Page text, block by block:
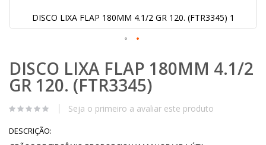
DISCO LIXA FLAP 180MM 4.1/2 GR 120. (FTR3345) 1
para
o
início
Galeria
imagens
DISCO LIXA FLAP 180MM 4.1/2
GR 120. (FTR3345)
Seja o primeiro a avaliar este produto
DESCRIÇÃO: